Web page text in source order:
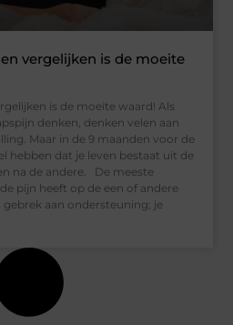
vergelijken is de moeite
is de moeite waard! Als
denken, denken velen aan
Maar in de 9 maanden voor de
hebben dat je leven bestaat uit de
na de andere. De meeste
pijn heeft op de een of andere
aan ondersteuning; je